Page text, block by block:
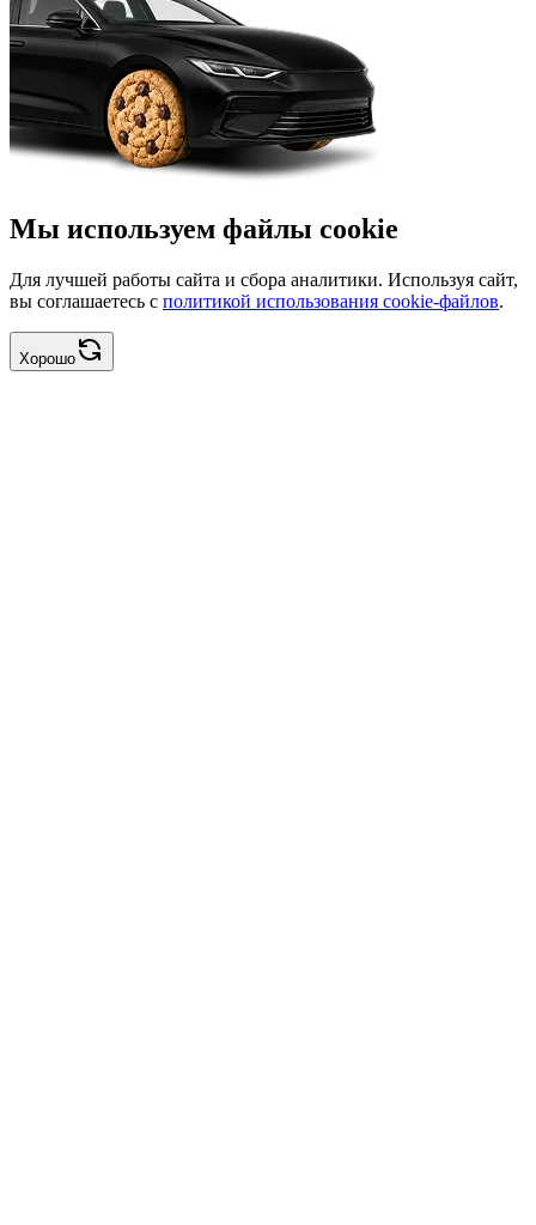
Мы используем файлы cookie
Для лучшей работы сайта и сбора аналитики. Используя сайт,
вы соглашаетесь с политикой использования cookie-файлов.
Хорошо